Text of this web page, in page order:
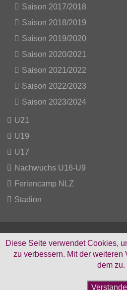
Saison 2017/2018
Saison 2018/2019
Saison 2019/2020
Saison 2020/2021
Saison 2021/2022
Saison 2022/2023
Saison 2023/2024
U21
U19
U17
Nachwuchs U16-U9
Feriencamp NLZ
Stadion
Facebook
Diese Seite verwendet Cookies,
zu verbessern. Mit der weiteren
dem zu.